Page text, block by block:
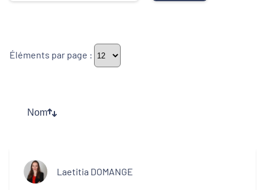
Éléments par page :
Thématiques
Nom
Laetitia DOMANGE